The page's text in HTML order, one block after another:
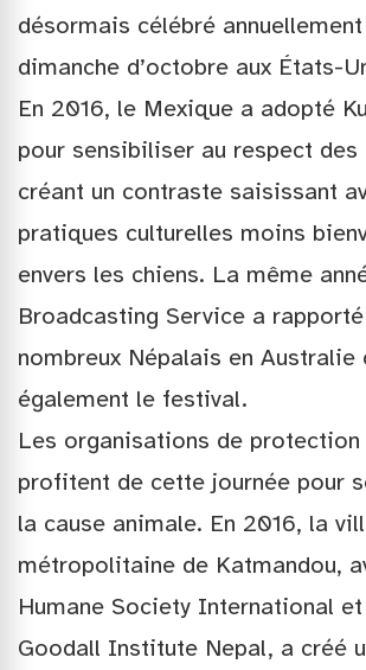
désormais célébré
dimanche d’octobre aux États-
En 2016, le Mexique a adopté
pour sensibiliser au respect des
créant un contraste saisissant
pratiques culturelles moins
envers les chiens. La même
Broadcasting Service a
nombreux Népalais en Australie
également le festival.
Les organisations de
profitent de cette journée pour
la cause animale. En 2016, la
métropolitaine de Katmandou,
Humane Society International
Goodall Institute Nepal, a créé